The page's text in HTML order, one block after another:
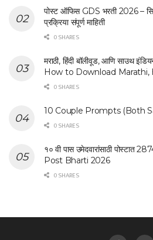
पोस्ट ऑफिस GDS भरती 2026 –
प्रक्रिया संपूर्ण माहिती
0 SHARES
मराठी, हिंदी बॉलीवूड, आणि साउथ
How to Download Marathi,
0 SHARES
10 Couple Prompts (Both
0 SHARES
१० वी पास उमेदवारांसाठी पोस्टात
Post Bharti 2026
0 SHARES